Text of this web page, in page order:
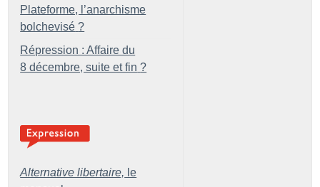
Plateforme, l’anarchisme
bolchevisé ?
Répression : Affaire du
8 décembre, suite et fin ?
Alternative libertaire, le